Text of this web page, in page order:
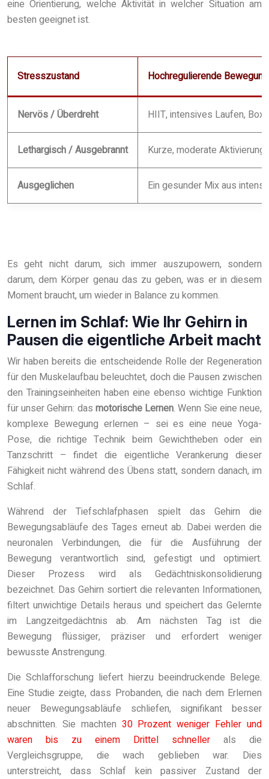
eine Orientierung, welche Aktivität in welcher Situation am
besten geeignet ist.
Stresszustand Hochregulierende
Nervös / Überdreht HIIT, intensives Laufen,
Lethargisch / Ausgebrannt Kurze, moderate
Ausgeglichen Ein gesunder Mix aus
Es geht nicht darum, sich immer auszupowern, sondern
darum, dem Körper genau das zu geben, was er in diesem
Moment braucht, um wieder in Balance zu kommen.
Lernen im Schlaf: Wie Ihr Gehirn in
Pausen die eigentliche Arbeit macht
Wir haben bereits die entscheidende Rolle der Regeneration
für den Muskelaufbau beleuchtet, doch die Pausen zwischen
den Trainingseinheiten haben eine ebenso wichtige Funktion
für unser Gehirn: das motorische Lernen. Wenn Sie eine neue,
komplexe Bewegung erlernen – sei es eine neue Yoga-
Pose, die richtige Technik beim Gewichtheben oder ein
Tanzschritt – findet die eigentliche Verankerung dieser
Fähigkeit nicht während des Übens statt, sondern danach, im
Schlaf.
Während der Tiefschlafphasen spielt das Gehirn die
Bewegungsabläufe des Tages erneut ab. Dabei werden die
neuronalen Verbindungen, die für die Ausführung der
Bewegung verantwortlich sind, gefestigt und optimiert.
Dieser Prozess wird als Gedächtniskonsolidierung
bezeichnet. Das Gehirn sortiert die relevanten Informationen,
filtert unwichtige Details heraus und speichert das Gelernte
im Langzeitgedächtnis ab. Am nächsten Tag ist die
Bewegung flüssiger, präziser und erfordert weniger
bewusste Anstrengung.
Die Schlafforschung liefert hierzu beeindruckende Belege.
Eine Studie zeigte, dass Probanden, die nach dem Erlernen
neuer Bewegungsabläufe schliefen, signifikant besser
abschnitten. Sie machten 30 Prozent weniger Fehler und
waren bis zu einem Drittel schneller als die
Vergleichsgruppe, die wach geblieben war. Dies
unterstreicht, dass Schlaf kein passiver Zustand der